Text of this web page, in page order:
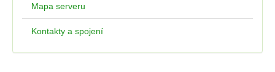
Mapa serveru
Kontakty a spojení